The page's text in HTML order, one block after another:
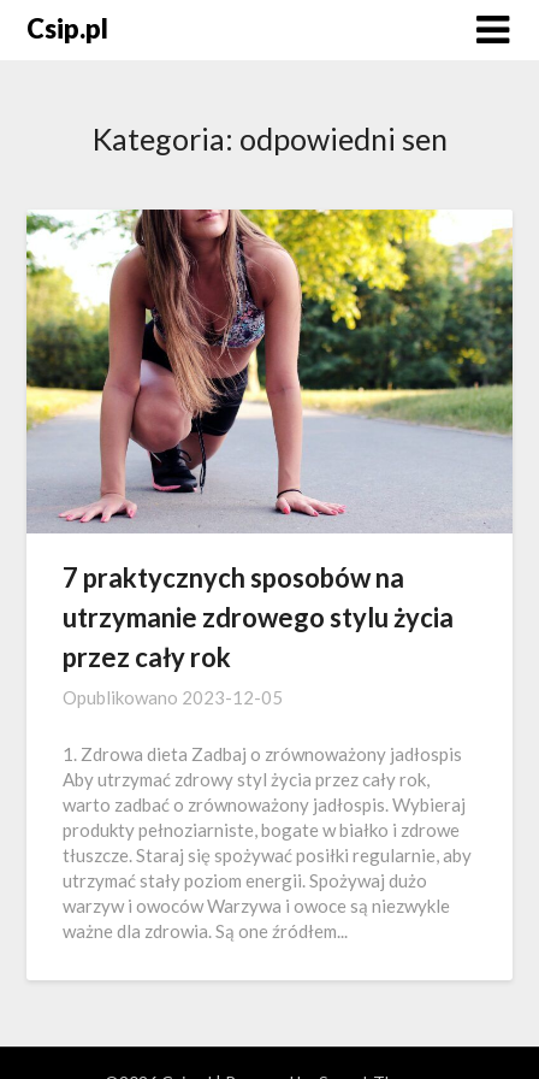
SkipCsip.pl
Kategoria: odpowiedni sen
7 praktycznych sposobów na
utrzymanie zdrowego stylu życia
przez cały rok
Opublikowano 2023-12-05
1. Zdrowa dieta Zadbaj o zrównoważony jadłospis
Aby utrzymać zdrowy styl życia przez cały rok,
warto zadbać o zrównoważony jadłospis. Wybieraj
produkty pełnoziarniste, bogate w białko i zdrowe
tłuszcze. Staraj się spożywać posiłki regularnie, aby
utrzymać stały poziom energii. Spożywaj dużo
warzyw i owoców Warzywa i owoce są niezwykle
ważne dla zdrowia. Są one źródłem...